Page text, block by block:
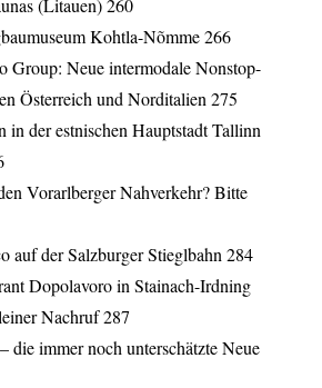
(Litauen) 260
Kohtla-Nõmme 266
Group: Neue intermodale Nonstop-
Österreich und Norditalien 275
in der estnischen Hauptstadt Tallinn
Vorarlberger Nahverkehr? Bitte
auf der Salzburger Stieglbahn 284
Dopolavoro in Stainach-Irdning
Nachruf 287
die immer noch unterschätzte Neue